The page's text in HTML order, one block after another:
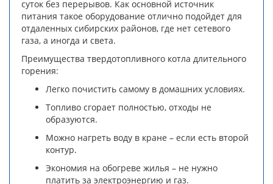
суток без перерывов. Как основной источник
питания такое оборудование отлично подойдет для
отдаленных сибирских районов, где нет сетевого
газа, а иногда и света.
Преимущества твердотопливного котла длительного
горения:
Легко почистить самому в домашних условиях.
Топливо сгорает полностью, отходы не
образуются.
Можно нагреть воду в кране – если есть второй
контур.
Экономия на обогреве жилья – не нужно
платить за электроэнергию и газ.